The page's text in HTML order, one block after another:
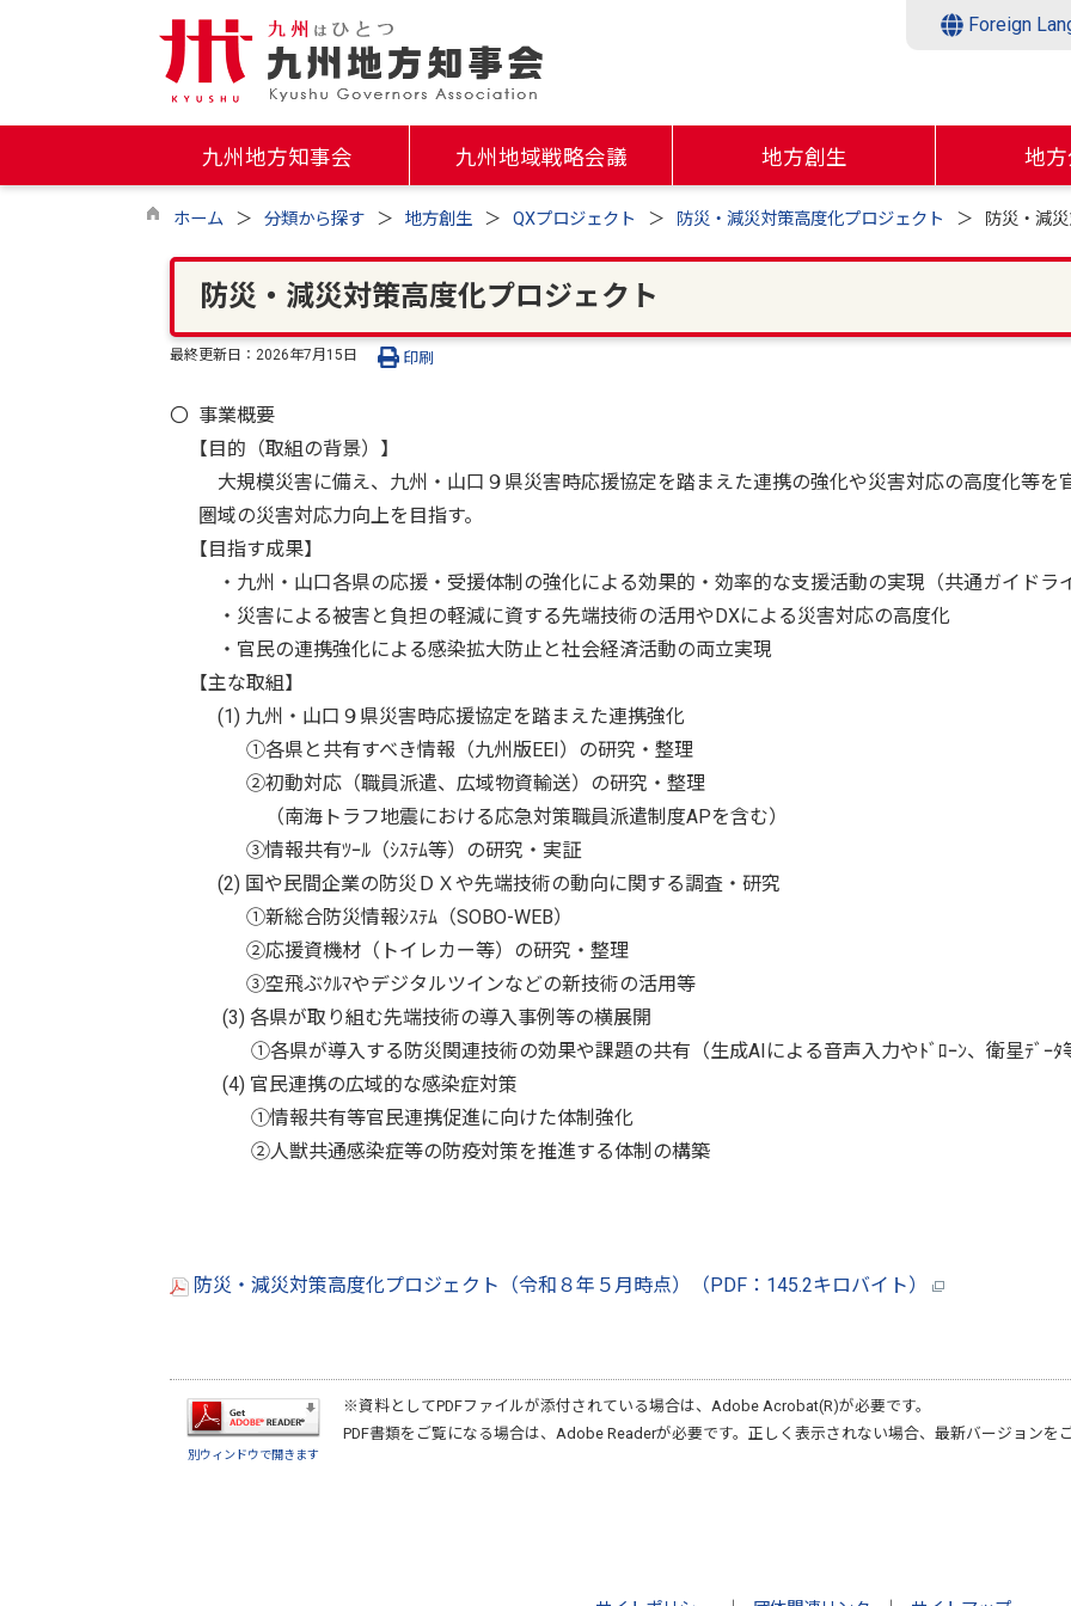
Foreign
九州地方知事会 九州地域戦略会議 地方創生 地
ホーム 分類から探す 地方創生 QXプロジェクト 防災・減災対策高度化プロジェクト 防災・減
防災・減災対策高度化プロジェクト
最終更新日： 2026年7月15日 印刷
〇 事業概要
【目的（取組の背景）】
大規模災害に備え、九州・山口９県災害時応援協定を踏まえた連携の強化や災害対応の高度化等を官
圏域の災害対応力向上を目指す。
【目指す成果】
・九州・山口各県の応援・受援体制の強化による効果的・効率的な支援活動の実現（共通ガイドライ
・災害による被害と負担の軽減に資する先端技術の活用やDXによる災害対応の高度化
・官民の連携強化による感染拡大防止と社会経済活動の両立実現
【主な取組】
(1) 九州・山口９県災害時応援協定を踏まえた連携強化
①各県と共有すべき情報（九州版EEI）の研究・整理
②初動対応（職員派遣、広域物資輸送）の研究・整理
（南海トラフ地震における応急対策職員派遣制度APを含む）
③情報共有ﾂｰﾙ（ｼｽﾃﾑ等）の研究・実証
(2) 国や民間企業の防災ＤＸや先端技術の動向に関する調査・研究
①新総合防災情報ｼｽﾃﾑ（SOBO-WEB）
②応援資機材（トイレカー等）の研究・整理
③空飛ぶｸﾙﾏやデジタルツインなどの新技術の活用等
(3) 各県が取り組む先端技術の導入事例等の横展開
①各県が導入する防災関連技術の効果や課題の共有（生成AIによる音声入力やﾄﾞﾛｰﾝ、衛星ﾃﾞｰﾀ
(4) 官民連携の広域的な感染症対策
①情報共有等官民連携促進に向けた体制強化
②人獣共通感染症等の防疫対策を推進する体制の構築
防災・減災対策高度化プロジェクト（令和８年５月時点）（PDF：145.2キロバイト）
別ウィンドウで開きます
※資料としてPDFファイルが添付されている場合は、 Adobe Acrobat(R)が必要です。
PDF書類をご覧になる場合は、 Adobe Readerが必要です。正しく表示されない場合、最新バージョンを